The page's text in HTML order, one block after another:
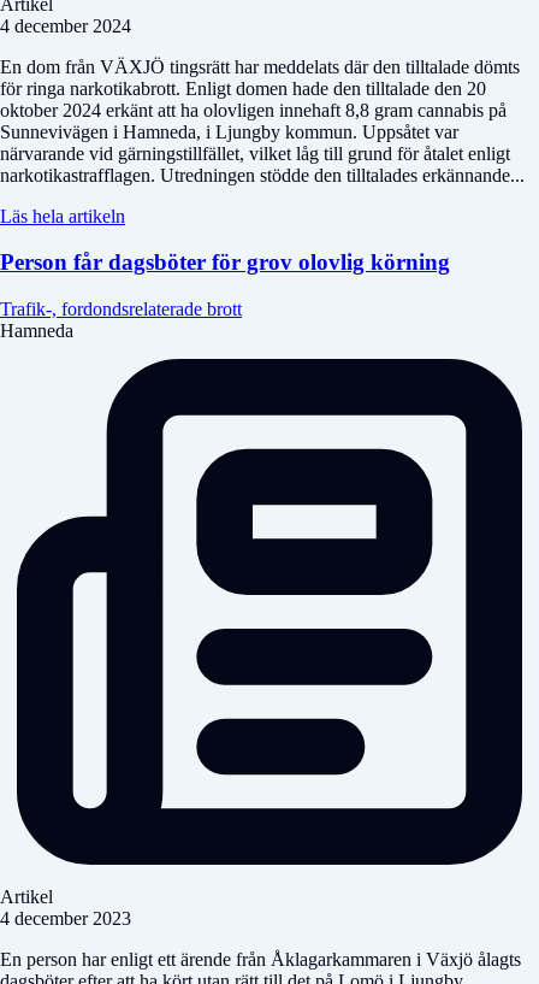
4 december 2024
En dom från VÄXJÖ tingsrätt har meddelats där den tilltalade dömts
för ringa narkotikabrott. Enligt domen hade den tilltalade den 20
oktober 2024 erkänt att ha olovligen innehaft 8,8 gram cannabis på
Sunnevivägen i Hamneda, i Ljungby kommun. Uppsåtet var
närvarande vid gärningstillfället, vilket låg till grund för åtalet enligt
narkotikastrafflagen. Utredningen stödde den tilltalades erkännande...
Läs hela artikeln
Person får dagsböter för grov olovlig körning
Trafik-, fordondsrelaterade brott
Hamneda
Artikel
4 december 2023
En person har enligt ett ärende från Åklagarkammaren i Växjö ålagts